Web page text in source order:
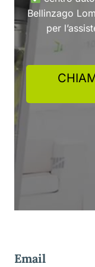
Bellinzago
per
Email